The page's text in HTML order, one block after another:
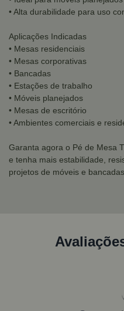
• Alta durabilidade para uso
Aplicações Indicadas
• Mesas residenciais
• Mesas corporativas
• Bancadas
• Estações de trabalho
• Móveis planejados
• Mesas de escritório
• Ambientes comerciais e
Garanta agora o Pé de Mesa
e tenha mais estabilidade,
projetos de móveis e bancadas.